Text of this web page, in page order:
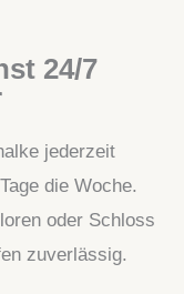
24/7
jederzeit
die Woche.
oder Schloss
zuverlässig.